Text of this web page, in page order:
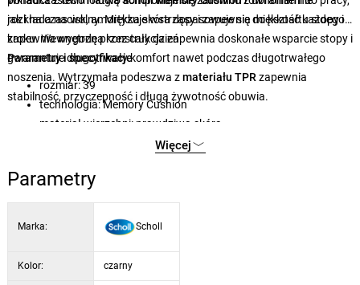
jak i na czas wolny. Miękka skóra dopasowuje się do kształtu stopy i
zapewnia wygodę przez cały dzień.
rozkłada nacisk, amortyzuje wstrząsy i zapewnia miękkość każdego
kroku. Wewnętrzna konstrukcja zapewnia doskonałe wsparcie stopy i
gwarantuje długotrwały komfort nawet podczas długotrwałego
noszenia. Wytrzymała podeszwa zmateriału TPR zapewnia
stabilność, przyczepność i długą żywotność obuwia.
Parametry i specyfikacje
rozmiar: 39
technologia: Memory Cushion
materiał wierzchni: prawdziwa skóra
materiał wewnętrzny: PU (podszewka syntetyczna)
szerokość: G
Więcej
Parametry
Marka: Scholl
Kolor: czarny